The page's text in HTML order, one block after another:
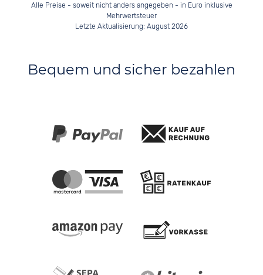
Alle Preise - soweit nicht anders angegeben - in Euro inklusive
Mehrwertsteuer
Letzte Aktualisierung: August 2026
Bequem und sicher bezahlen